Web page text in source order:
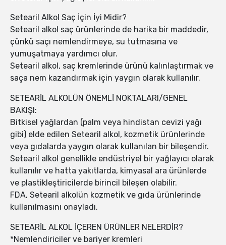
Setearil Alkol Saç İçin İyi Midir?
Setearil alkol saç ürünlerinde de harika bir maddedir,
çünkü saçı nemlendirmeye, su tutmasına ve
yumuşatmaya yardımcı olur.
Setearil alkol, saç kremlerinde ürünü kalınlaştırmak ve
saça nem kazandırmak için yaygın olarak kullanılır.
SETEARİL ALKOLÜN ÖNEMLİ NOKTALARI/GENEL
BAKIŞI:
Bitkisel yağlardan (palm veya hindistan cevizi yağı
gibi) elde edilen Setearil alkol, kozmetik ürünlerinde
veya gıdalarda yaygın olarak kullanılan bir bileşendir.
Setearil alkol genellikle endüstriyel bir yağlayıcı olarak
kullanılır ve hatta yakıtlarda, kimyasal ara ürünlerde
ve plastikleştiricilerde birincil bileşen olabilir.
FDA, Setearil alkolün kozmetik ve gıda ürünlerinde
kullanılmasını onayladı.
SETEARİL ALKOL İÇEREN ÜRÜNLER NELERDİR?
*Nemlendiriciler ve bariyer kremleri